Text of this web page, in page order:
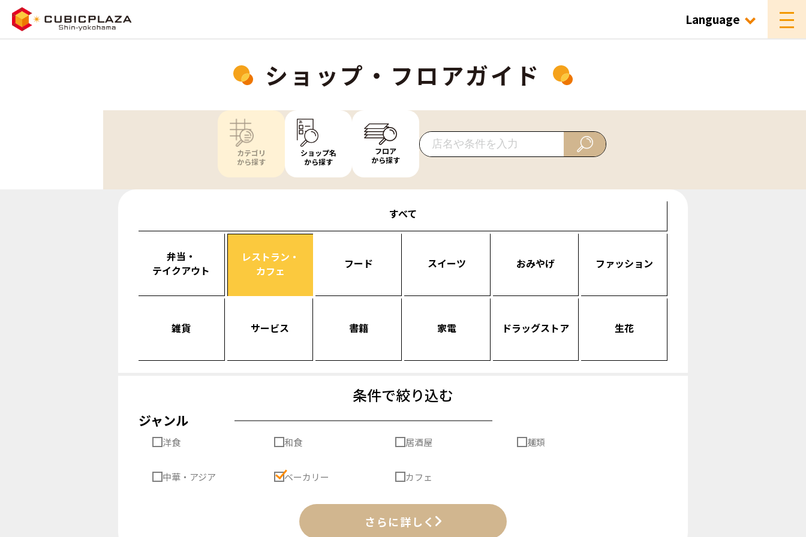
Language
ショップ・フロアガイド
カテゴリ
から探す
ショップ名
から探す
フロア
から探す
すべて
弁当・
テイクアウト
レストラン・
カフェ
フード スイーツ おみやげ ファッション
雑貨 サービス 書籍 家電 ドラッグストア 生花
条件で絞り込む
ジャンル
洋食 和食 居酒屋 麺類
中華・アジア ベーカリー カフェ
さらに詳しく